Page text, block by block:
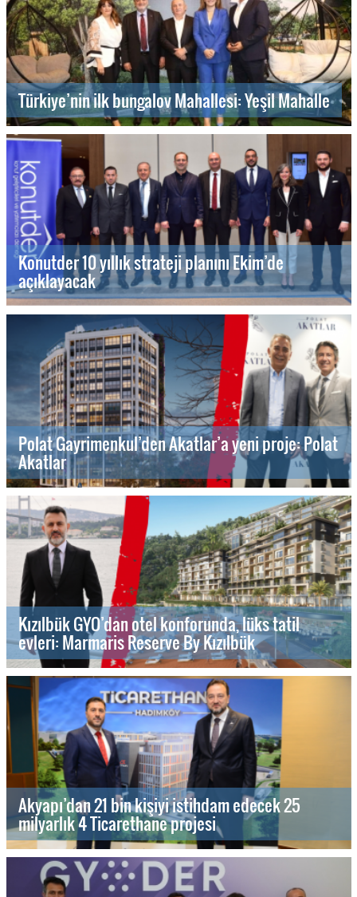
Türkiye’nin ilk bungalov Mahallesi: Yeşil Mahalle
Konutder 10 yıllık strateji planını Ekim’de
açıklayacak
Polat Gayrimenkul’den Akatlar’a yeni proje: Polat
Akatlar
Kızılbük GYO’dan otel konforunda, lüks tatil
evleri: Marmaris Reserve By Kızılbük
Akyapı’dan 21 bin kişiyi istihdam edecek 25
milyarlık 4 Ticarethane projesi